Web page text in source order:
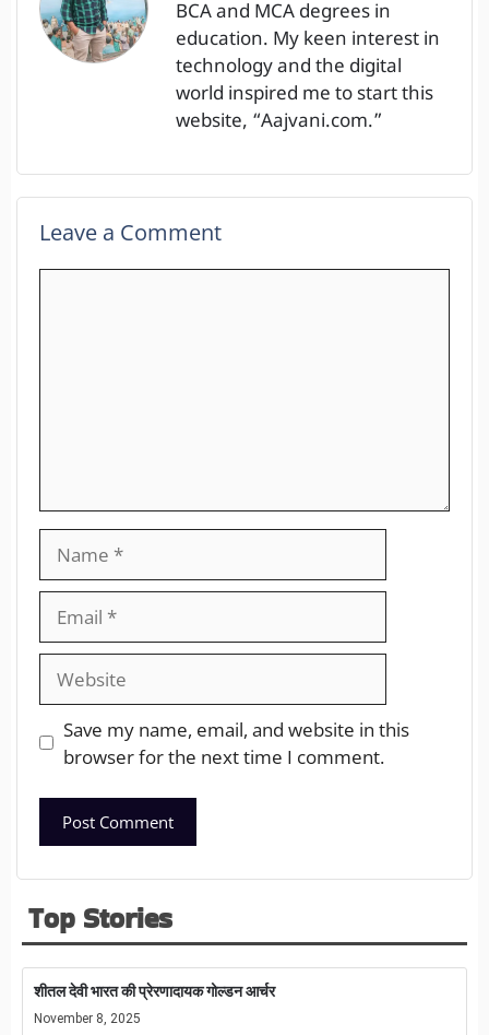
BCA and MCA degrees in
education. My keen interest in
technology and the digital
world inspired me to start this
website, “Aajvani.com.”
Leave a Comment
Save my name, email, and website in this
browser for the next time I comment.
Top Stories
शीतल देवी भारत की प्रेरणादायक गोल्डन आर्चर
November 8, 2025